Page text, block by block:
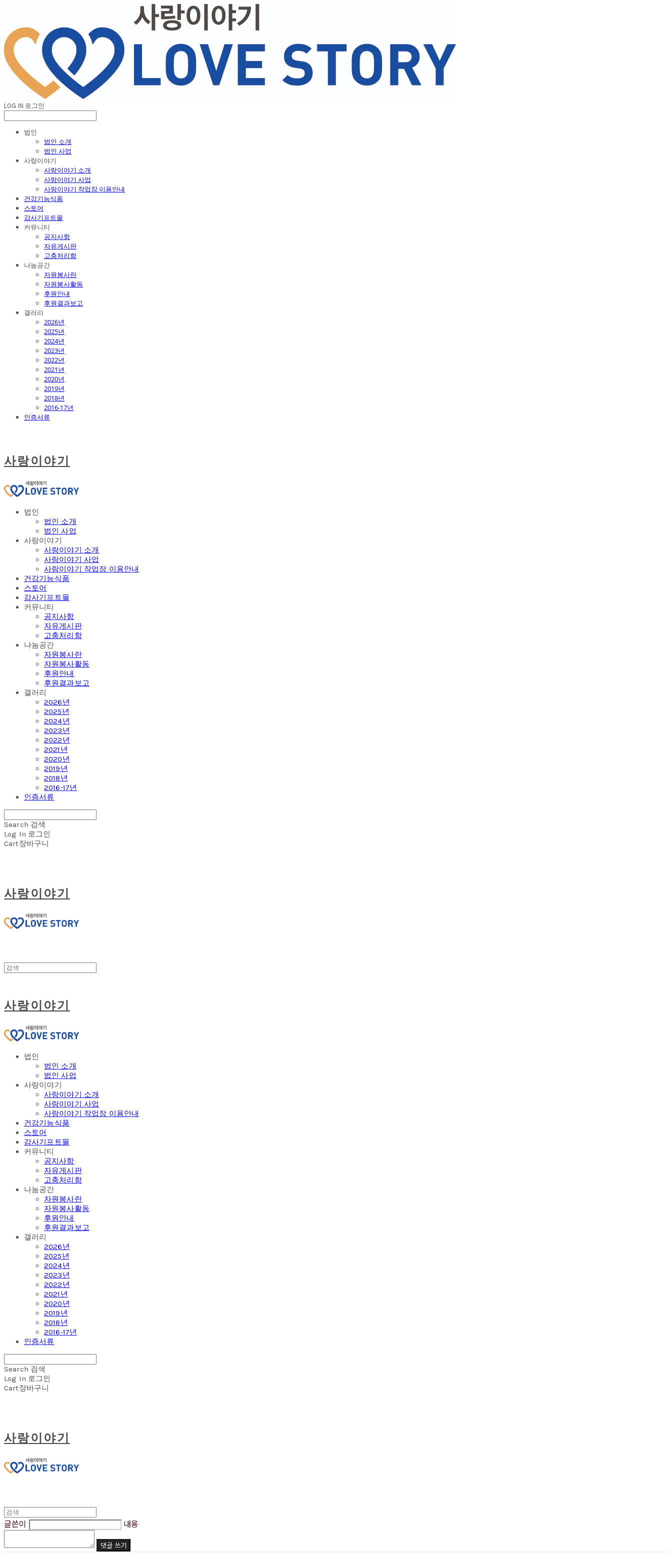
LOG IN 로그인
법인
법인 소개
법인 사업
사랑이야기
사랑이야기 소개
사랑이야기 사업
사랑이야기 작업장 이용안내
건강기능식품
스토어
감사기프트몰
커뮤니티
공지사항
자유게시판
고충처리함
나눔공간
자원봉사란
자원봉사활동
후원안내
후원결과보고
갤러리
2026년
2025년
2024년
2023년
2022년
2021년
2020년
2019년
2018년
2016-17년
인증서류
사랑이야기
법인
법인 소개
법인 사업
사랑이야기
사랑이야기 소개
사랑이야기 사업
사랑이야기 작업장 이용안내
건강기능식품
스토어
감사기프트몰
커뮤니티
공지사항
자유게시판
고충처리함
나눔공간
자원봉사란
자원봉사활동
후원안내
후원결과보고
갤러리
2026년
2025년
2024년
2023년
2022년
2021년
2020년
2019년
2018년
2016-17년
인증서류
Search 검색
Log In 로그인
Cart장바구니
사랑이야기
사랑이야기
법인
법인 소개
법인 사업
사랑이야기
사랑이야기 소개
사랑이야기 사업
사랑이야기 작업장 이용안내
건강기능식품
스토어
감사기프트몰
커뮤니티
공지사항
자유게시판
고충처리함
나눔공간
자원봉사란
자원봉사활동
후원안내
후원결과보고
갤러리
2026년
2025년
2024년
2023년
2022년
2021년
2020년
2019년
2018년
2016-17년
인증서류
Search 검색
Log In 로그인
Cart장바구니
사랑이야기
글쓴이 내용
댓글 쓰기